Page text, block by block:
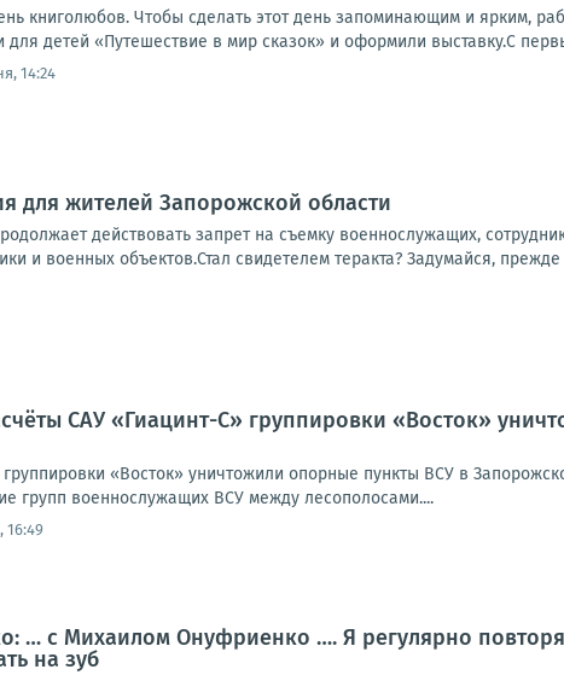
книголюбов. Чтобы сделать этот день запоминающим и ярким,
для детей «Путешествие в мир сказок» и оформили выставку.С
14:24
для жителей Запорожской области
действовать запрет на съемку военнослужащих,
и военных объектов.Стал свидетелем теракта? Задумайся,
САУ «Гиацинт-С» группировки «Восток»
«Восток» уничтожили опорные пункты ВСУ в
групп военнослужащих ВСУ между лесополосами....
16:49
… с Михаилом Онуфриенко …. Я регулярно
на зуб